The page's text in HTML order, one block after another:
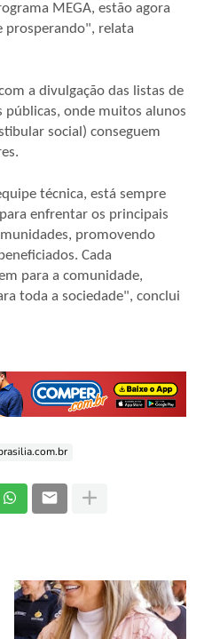
MEGA, estão agora
prosperando", relata
a divulgação das listas de
públicas, onde muitos alunos
social) conseguem
técnica, está sempre
enfrentar os principais
promovendo
Cada
para a comunidade,
toda a sociedade", conclui